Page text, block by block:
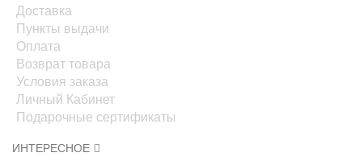
Доставка
Пункты выдачи
Оплата
Возврат товара
Условия заказа
Личный Кабинет
Подарочные сертификаты
ИНТЕРЕСНОЕ